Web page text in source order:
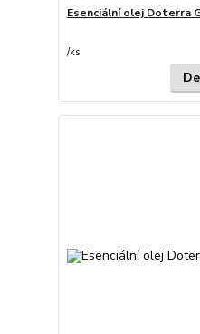
Esenciální olej Doterra
/ks